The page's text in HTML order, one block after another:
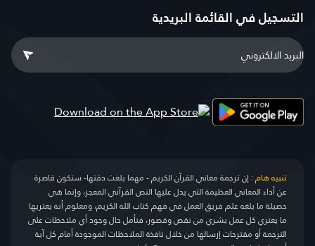
التسجيل في القائمة البريدية
تنبيه هام :إن ترجمة معاني القرآن الكريم - مهما بلغت دقتها- ستكون قاصرة
عن أداء المعاني العظيمة التي يدل عليها النص القرآني المعجز، وإنما هي
حصيلة ما بلغه علم فريق العمل في فهم كتاب الله الكريم، ومعلوم أنه يعتريها
ما يعتري كل عمل بشري من نقص وقصور، فنأمل حال وجود أي ملاحظات على
الترجمة أو مقترحات إرسالها من خلال نافذة الملاحظات الموجودة أمام كل آية